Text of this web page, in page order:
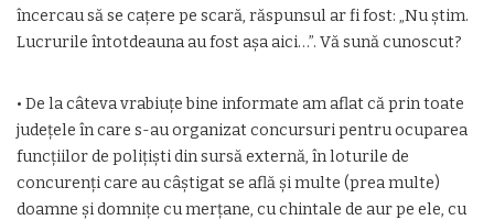
încercau să se caţere pe scară, răspunsul ar fi fost: „Nu ştim.
Lucrurile întotdeauna au fost aşa aici…”. Vă sună cunoscut?
• De la câteva vrabiuțe bine informate am aflat că prin toate
județele în care s-au organizat concursuri pentru ocuparea
funcțiilor de polițiști din sursă externă, în loturile de
concurenți care au câștigat se află și multe (prea multe)
doamne și domnițe cu merțane, cu chintale de aur pe ele, cu